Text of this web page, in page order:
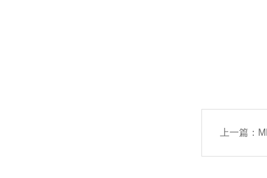
上一篇：